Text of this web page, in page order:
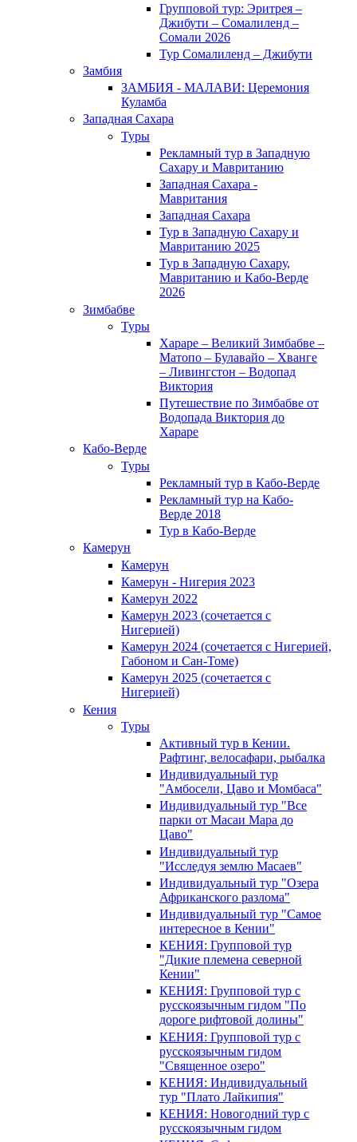
Групповой тур: Эритрея –
Джибути – Сомалиленд –
Сомали 2026
Тур Cомалиленд – Джибути
Замбия
ЗАМБИЯ - МАЛАВИ: Церемония
Куламба
Западная Сахара
Туры
Рекламный тур в Западную
Сахару и Мавританию
Западная Сахара -
Мавритания
Западная Сахара
Тур в Западную Сахару и
Мавританию 2025
Тур в Западную Сахару,
Мавританию и Кабо-Верде
2026
Зимбабве
Туры
Хараре – Великий Зимбабве –
Матопо – Булавайо – Хванге
– Ливингстон – Водопад
Виктория
Путешествие по Зимбабве от
Водопада Виктория до
Хараре
Кабо-Верде
Туры
Рекламный тур в Кабо-Верде
Рекламный тур на Кабо-
Верде 2018
Тур в Кабо-Верде
Камерун
Камерун
Камерун - Нигерия 2023
Камерун 2022
Камерун 2023 (сочетается с
Нигерией)
Камерун 2024 (сочетается с Нигерией,
Габоном и Сан-Томе)
Камерун 2025 (сочетается с
Нигерией)
Кения
Туры
Активный тур в Кении.
Рафтинг, велосафари, рыбалка
Индивидуальный тур
"Амбосели, Цаво и Момбаса"
Индивидуальный тур "Все
парки от Масаи Мара до
Цаво"
Индивидуальный тур
"Исследуя землю Масаев"
Индивидуальный тур "Озера
Африканского разлома"
Индивидуальный тур "Самое
интересное в Кении"
КЕНИЯ: Групповой тур
"Дикие племена северной
Кении"
КЕНИЯ: Групповой тур с
русскоязычным гидом "По
дороге рифтовой долины"
КЕНИЯ: Групповой тур с
русскоязычным гидом
"Священное озеро"
КЕНИЯ: Индивидуальный
тур "Плато Лайкипия"
КЕНИЯ: Новогодний тур с
русскоязычным гидом